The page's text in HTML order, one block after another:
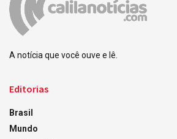
A notícia que você ouve e lê.
Editorias
Brasil
Mundo